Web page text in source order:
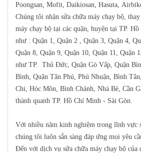
Poongsan, Mofit, Daikiosan, Hasuta,
Chúng tôi nhận sửa chữa máy chạy bộ,
máy chạy bộ tại các quận, huyện tại TP.
như : Quận 1, Quận 2 , Quận 3, Quận 4,
Quận 8, Quận 9, Quận 10, Quận 11, Quận
như TP. Thủ Đức, Quận Gò Vấp, Quận
Bình, Quận Tân Phú, Phú Nhuận, Bình
Chi, Hóc Môn, Bình Chánh, Nhà Bè, Cần
thành quanh TP. Hồ Chí Minh - Sài Gòn.
Với nhiều năm kinh nghiệm trong lĩnh vực
chúng tôi luôn sẵn sàng đáp ứng mọi yêu
Đến với dịch vụ sửa chữa máy chạy bộ của